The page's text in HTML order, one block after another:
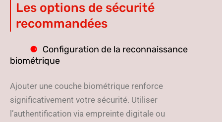
Les options de sécurité
recommandées
Configuration de la reconnaissance
biométrique
Ajouter une couche biométrique renforce
significativement votre sécurité. Utiliser
l’authentification via empreinte digitale ou